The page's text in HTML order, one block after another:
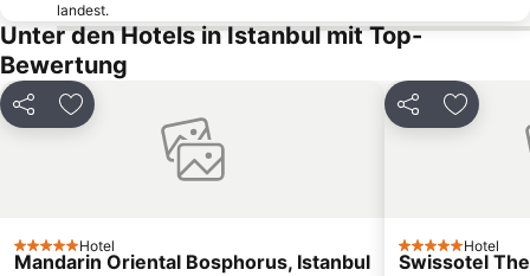
Bayrampasa
Taksim Gezi Parki
Büyükada
Istiklal Caddesi
Bahcelievler
Aksaray Metro Station
Goztepe Subway Station
Mecidiyekoy Subway Station
Gayrettepe Subway Station
landest.
Unter den Hotels in Istanbul mit Top-
Bewertung
Teilen Zu Favoriten hinzufügen
5 SterneHotel
Mandarin Oriental Bosphorus, Istanbul
Teilen Zu
5 SterneHotel
Swissotel